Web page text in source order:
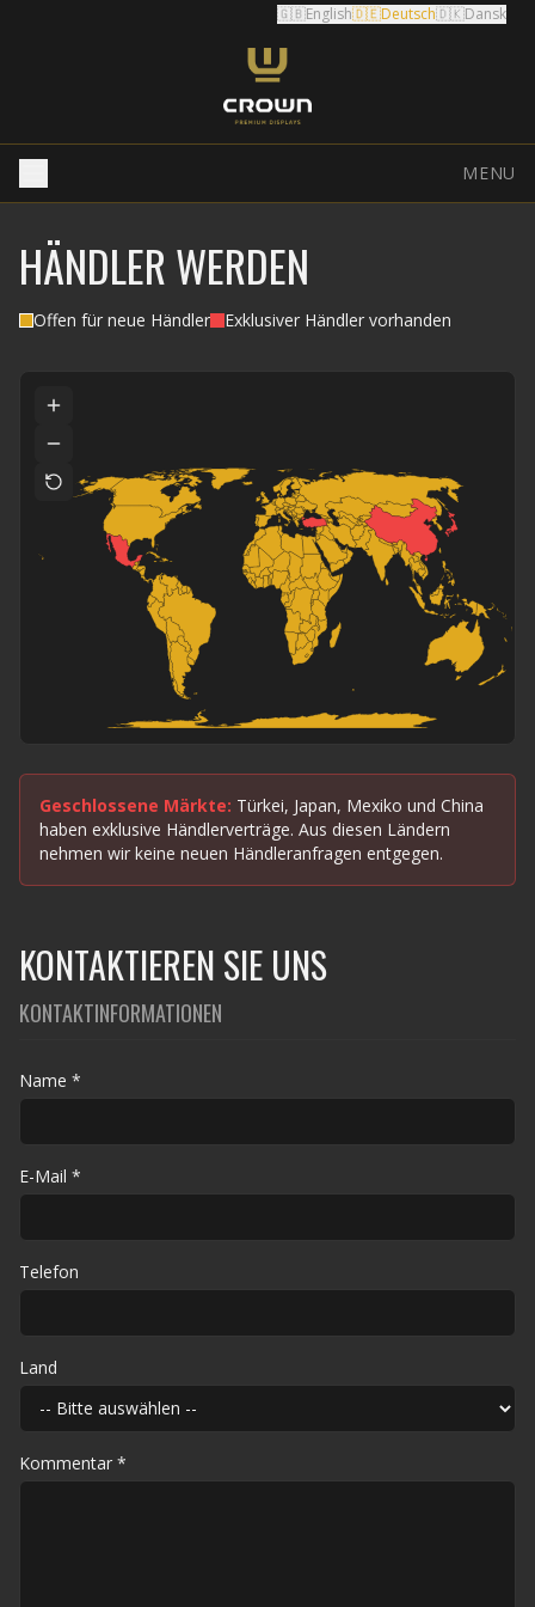
🇬🇧English🇩🇪Deutsch🇩🇰Dansk
MENU
HÄNDLER WERDEN
Offen für neue Händler Exklusiver Händler vorhanden
Geschlossene Märkte: Türkei, Japan, Mexiko und China
haben exklusive Händlerverträge. Aus diesen Ländern
nehmen wir keine neuen Händleranfragen entgegen.
KONTAKTIEREN SIE UNS
KONTAKTINFORMATIONEN
Name *
E-Mail *
Telefon
Land
Kommentar *